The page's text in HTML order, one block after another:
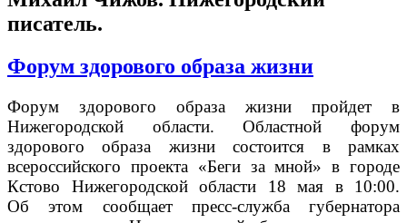
писатель.
Форум здорового образа жизни
Форум здорового образа жизни пройдет в
Нижегородской области.Областной форум
здорового образа жизни состоится в рамках
всероссийского проекта «Беги за мной» в городе
Кстово Нижегородской области 18 мая в 10:00.
Об этом сообщает пресс-служба губернатора